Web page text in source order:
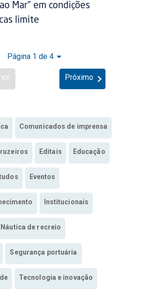
Mar” em condições
limite
Página 1 de 4
Próximo
Comunicados de imprensa
Editais Educação
Eventos
Institucionais
Náutica de recreio
Segurança portuária
Tecnologia e inovação